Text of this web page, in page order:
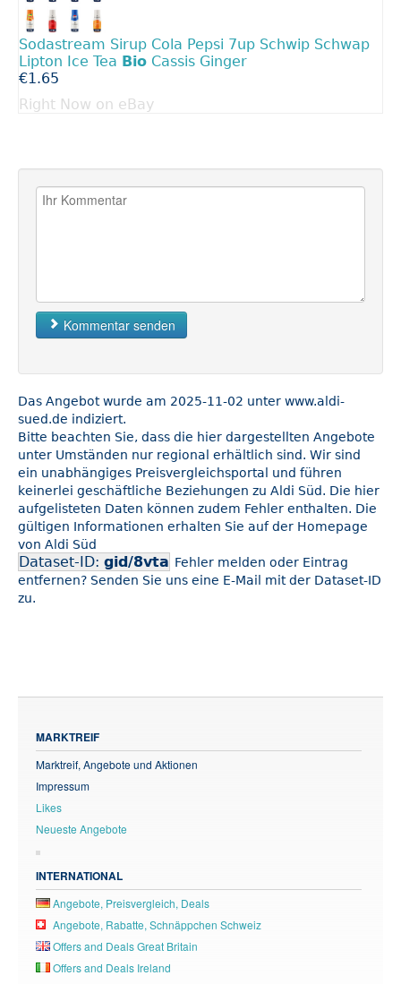
Sodastream Sirup Cola Pepsi 7up Schwip Schwap
Lipton Ice Tea Bio Cassis Ginger
€1.65
Right Now on eBay
Kommentar senden
Das Angebot wurde am 2025-11-02 unter www.aldi-
sued.de indiziert.
Bitte beachten Sie, dass die hier dargestellten Angebote
unter Umständen nur regional erhältlich sind. Wir sind
ein unabhängiges Preisvergleichsportal und führen
keinerlei geschäftliche Beziehungen zu Aldi Süd. Die hier
aufgelisteten Daten können zudem Fehler enthalten. Die
gültigen Informationen erhalten Sie auf der Homepage
von Aldi Süd
Dataset-ID: gid/8vta Fehler melden oder Eintrag
entfernen? Senden Sie uns eine E-Mail mit der Dataset-ID
zu.
MARKTREIF
Marktreif, Angebote und Aktionen
Impressum
Likes
Neueste Angebote
INTERNATIONAL
Angebote, Preisvergleich, Deals
Angebote, Rabatte, Schnäppchen Schweiz
Offers and Deals Great Britain
Offers and Deals Ireland